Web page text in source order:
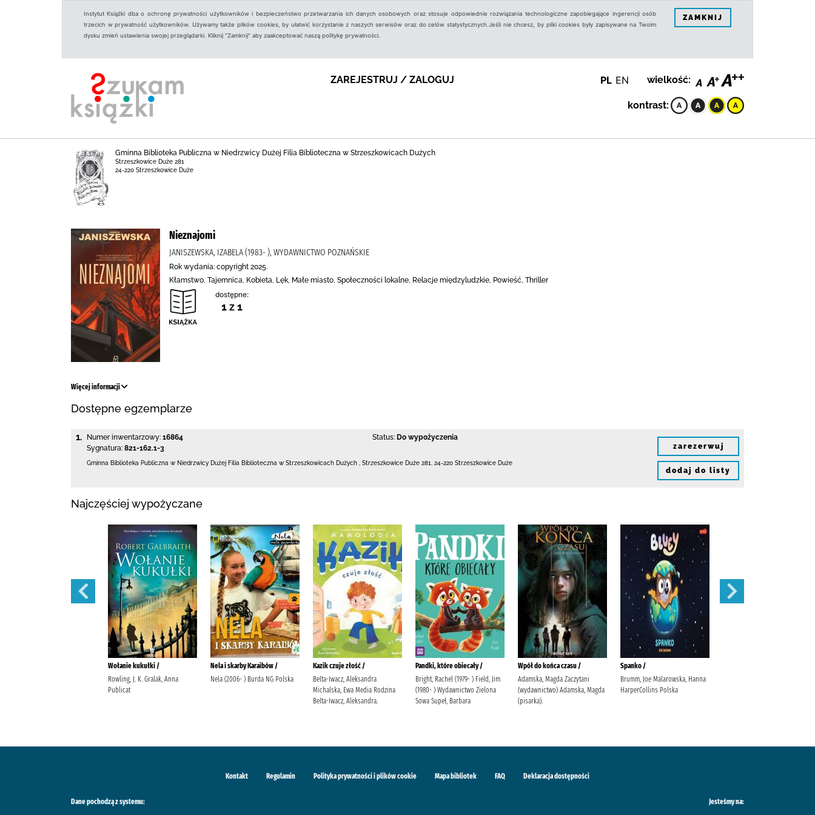
Instytut Książki dba o ochronę prywatności użytkowników i bezpieczeństwo przetwarzania ich danych osobowych oraz stosuje odpowiednie rozwiązania technologiczne zapobiegające ingerencji osób
trzecich w prywatność użytkowników. Używamy także plików cookies, by ułatwić korzystanie z naszych serwisów oraz do celów statystycznych.Jeśli nie chcesz, by pliki cookies były zapisywane na Twoim
dysku zmień ustawienia swojej przeglądarki. Kliknij "Zamknij" aby zaakceptować naszą politykę prywatności.
ZAMKNIJ
ZAREJESTRUJ / ZALOGUJ PL EN wielkość:
kontrast:
Gminna Biblioteka Publiczna w Niedrzwicy Dużej Filia Biblioteczna w Strzeszkowicach Dużych
Strzeszkowice Duże 281
24-220 Strzeszkowice Duże
Nieznajomi
JANISZEWSKA, IZABELA (1983- ), WYDAWNICTWO POZNAŃSKIE
Rok wydania: copyright 2025.
Kłamstwo, Tajemnica, Kobieta, Lęk, Małe miasto, Społeczności lokalne, Relacje międzyludzkie, Powieść, Thriller
dostępne:
1 z 1
Więcej informacji
Dostępne egzemplarze
1. Numer inwentarzowy: 16864
Sygnatura: 821-162.1-3
Status: Do wypożyczenia
Gminna Biblioteka Publiczna w Niedrzwicy Dużej Filia Biblioteczna w Strzeszkowicach Dużych Strzeszkowice Duże 281 24-220 Strzeszkowice Duże
zarezerwuj
dodaj do listy
Najczęściej wypożyczane
Wołanie kukułki /
Rowling, J. K. Gralak, Anna
Publicat
Nela i skarby Karaibów /
Nela (2006- ) Burda NG Polska
Kazik czuje złość /
Belta-Iwacz, Aleksandra
Michalska, Ewa Media Rodzina
Belta-Iwacz, Aleksandra.
Pandki, które obiecały /
Bright, Rachel (1979- ) Field, Jim
(1980- ) Wydawnictwo Zielona
Sowa Supeł, Barbara
Wpół do końca czasu /
Adamska, Magda Zaczytani
(wydawnictwo) Adamska, Magda
(pisarka).
Spanko /
Brumm, Joe Malarowska, Hanna
HarperCollins Polska
Kontakt Regulamin Polityka prywatności i plików cookie Mapa bibliotek FAQ Deklaracja dostępności
Dane pochodzą z systemu: Jesteśmy na: